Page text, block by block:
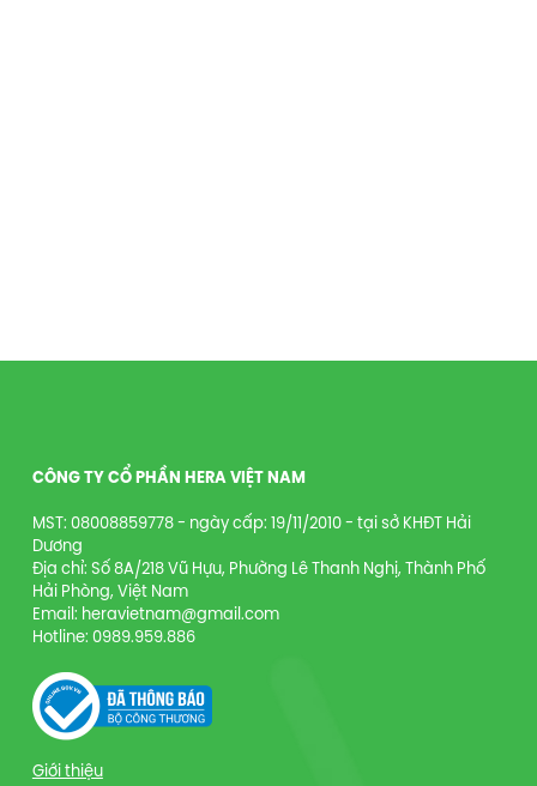
CÔNG TY CỔ PHẦN HERA VIỆT NAM
MST: 08008859778 - ngày cấp: 19/11/2010 - tại sở KHĐT Hải
Dương
Địa chỉ: Số 8A/218 Vũ Hựu, Phường Lê Thanh Nghị, Thành Phố
Hải Phòng, Việt Nam
Email: heravietnam@gmail.com
Hotline: 0989.959.886
Giới thiệu